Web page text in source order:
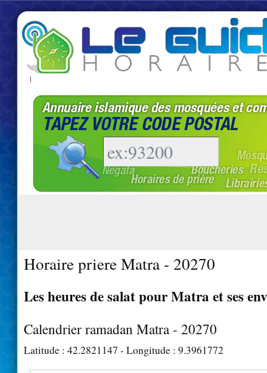
|
Horaire priere Matra - 20270
Les heures de salat pour Matra et ses
Calendrier ramadan Matra - 20270
Latitude : 42.2821147 - Longitude : 9.3961772